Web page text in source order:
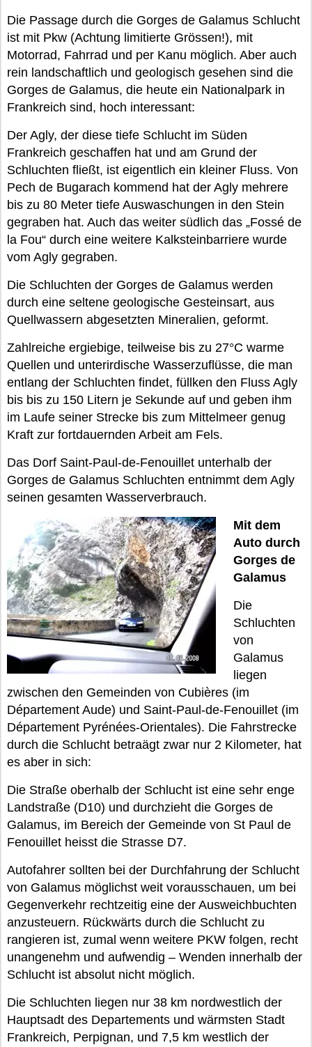
Die Passage durch die Gorges de Galamus Schlucht
ist mit Pkw (Achtung limitierte Grössen!), mit
Motorrad, Fahrrad und per Kanu möglich. Aber auch
rein landschaftlich und geologisch gesehen sind die
Gorges de Galamus, die heute ein Nationalpark in
Frankreich sind, hoch interessant:
Der Agly, der diese tiefe Schlucht im Süden
Frankreich geschaffen hat und am Grund der
Schluchten fließt, ist eigentlich ein kleiner Fluss. Von
Pech de Bugarach kommend hat der Agly mehrere
bis zu 80 Meter tiefe Auswaschungen in den Stein
gegraben hat. Auch das weiter südlich das „Fossé de
la Fou“ durch eine weitere Kalksteinbarriere wurde
vom Agly gegraben.
Die Schluchten der Gorges de Galamus werden
durch eine seltene geologische Gesteinsart, aus
Quellwassern abgesetzten Mineralien, geformt.
Zahlreiche ergiebige, teilweise bis zu 27°C warme
Quellen und unterirdische Wasserzuflüsse, die man
entlang der Schluchten findet, füllken den Fluss Agly
bis bis zu 150 Litern je Sekunde auf und geben ihm
im Laufe seiner Strecke bis zum Mittelmeer genug
Kraft zur fortdauernden Arbeit am Fels.
Das Dorf Saint-Paul-de-Fenouillet unterhalb der
Gorges de Galamus Schluchten entnimmt dem Agly
seinen gesamten Wasserverbrauch.
Mit dem
Auto durch
Gorges de
Galamus
Die
Schluchten
von
Galamus
liegen
zwischen den Gemeinden von Cubières (im
Département Aude) und Saint-Paul-de-Fenouillet (im
Département Pyrénées-Orientales). Die Fahrstrecke
durch die Schlucht betraägt zwar nur 2 Kilometer, hat
es aber in sich:
Die Straße oberhalb der Schlucht ist eine sehr enge
Landstraße (D10) und durchzieht die Gorges de
Galamus, im Bereich der Gemeinde von St Paul de
Fenouillet heisst die Strasse D7.
Autofahrer sollten bei der Durchfahrung der Schlucht
von Galamus möglichst weit vorausschauen, um bei
Gegenverkehr rechtzeitig eine der Ausweichbuchten
anzusteuern. Rückwärts durch die Schlucht zu
rangieren ist, zumal wenn weitere PKW folgen, recht
unangenehm und aufwendig – Wenden innerhalb der
Schlucht ist absolut nicht möglich.
Die Schluchten liegen nur 38 km nordwestlich der
Hauptsadt des Departements und wärmsten Stadt
Frankreich, Perpignan, und 7,5 km westlich der